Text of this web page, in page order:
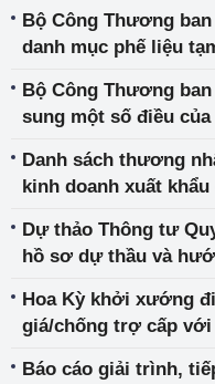
Bộ Công Thương
danh mục phế liệu
Bộ Công Thương
sung một số điều của
khẩu, kinh doanh
tái xuất sang Hoa Kỳ
Danh sách thương
kinh doanh xuất khẩu
Dự thảo Thông tư
hồ sơ dự thầu và
Hoa Kỳ khởi xướng
giá/chống trợ cấp với
Báo cáo giải trình,